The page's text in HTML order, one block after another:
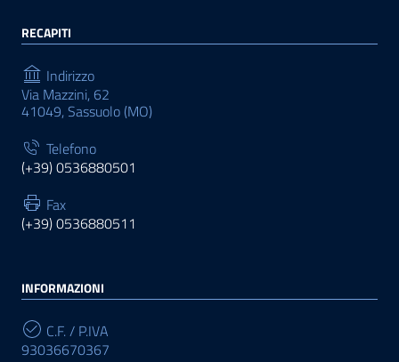
RECAPITI
Indirizzo
Via Mazzini, 62
41049, Sassuolo (MO)
Telefono
(+39) 0536880501
Fax
(+39) 0536880511
INFORMAZIONI
C.F. / P.IVA
93036670367